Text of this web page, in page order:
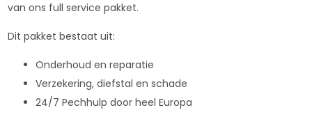
van ons full service pakket.
Dit pakket bestaat uit:
Onderhoud en reparatie
Verzekering, diefstal en schade
24/7 Pechhulp door heel Europa